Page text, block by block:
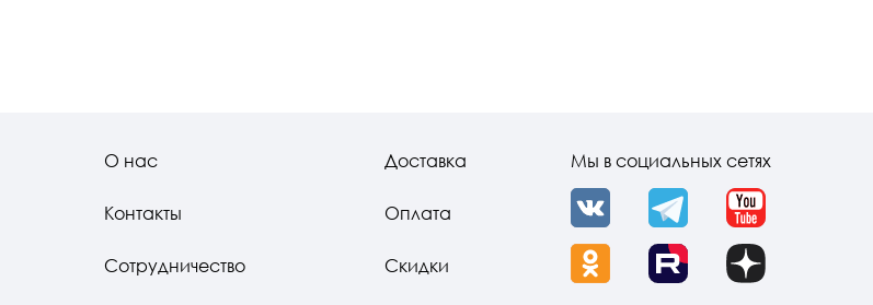
О нас
Контакты
Сотрудничество
Доставка
Оплата
Скидки
Мы в социальных сетях
VK Telegram YouTube
OK Rutube Dzen